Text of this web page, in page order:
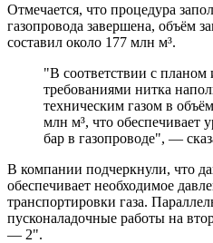
Отмечается, что процедура
газопровода завершена, объём
составил около 177 млн м³.
"В соответствии с
требованиями нитка
техническим газом в
млн м³, что обеспечивает
бар в газопроводе", —
В компании подчеркнули, что
обеспечивает необходимое
транспортировки газа.
пусконаладочные работы на
— 2".